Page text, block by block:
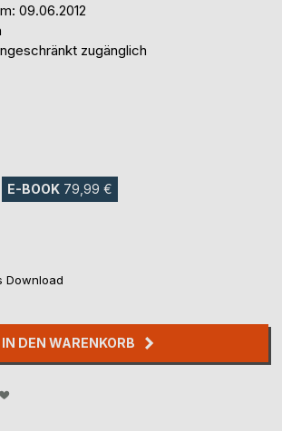
09.06.2012
zugänglich
E-BOOK 79,99 €
Download
IN DEN WARENKORB